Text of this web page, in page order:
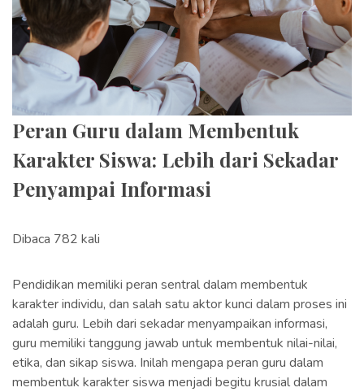
Peran Guru dalam Membentuk
Karakter Siswa: Lebih dari Sekadar
Penyampai Informasi
Dibaca 782 kali
Pendidikan memiliki peran sentral dalam membentuk
karakter individu, dan salah satu aktor kunci dalam proses ini
adalah guru. Lebih dari sekadar menyampaikan informasi,
guru memiliki tanggung jawab untuk membentuk nilai-nilai,
etika, dan sikap siswa. Inilah mengapa peran guru dalam
membentuk karakter siswa menjadi begitu krusial dalam